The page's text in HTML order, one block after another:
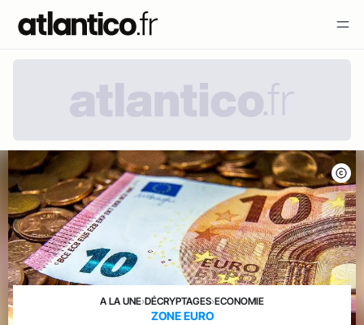
A LA UNE›DÉCRYPTAGES›ECONOMIE
ZONE EURO